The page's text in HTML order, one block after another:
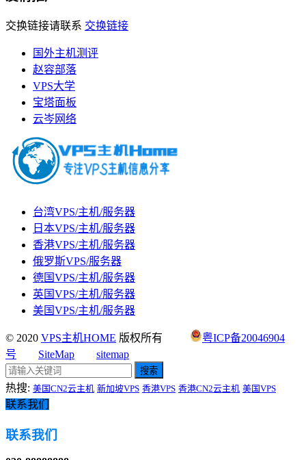
交换链接请联系 交换链接
国外主机测评
赵容部落
VPS大学
宝塔面板
云岑网络
台湾VPS/主机/服务器
日本VPS/主机/服务器
香港VPS/主机/服务器
俄罗斯VPS/服务器
德国VPS/主机/服务器
英国VPS/主机/服务器
美国VPS/主机/服务器
© 2020 VPS主机HOME 版权所有
粤ICP备20046904
号
SiteMap sitemap
搜索
热搜: 美国CN2云主机 新加坡VPS 香港VPS 香港CN2云主机 美国VPS
联系我们
联系我们